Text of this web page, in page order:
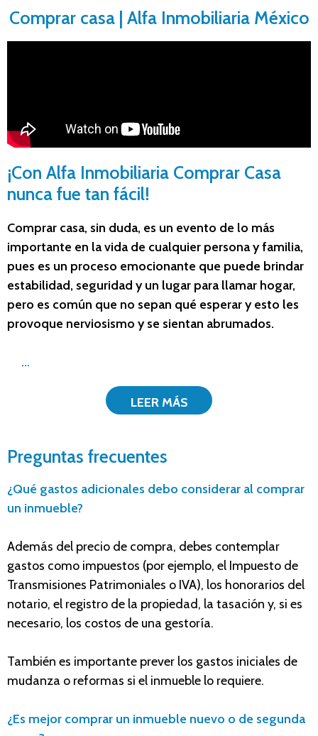
Comprar casa | Alfa Inmobiliaria México
¡Con Alfa Inmobiliaria Comprar Casa
nunca fue tan fácil!
Comprar casa, sin duda, es un evento de lo más
importante en la vida de cualquier persona y familia,
pues es un proceso emocionante que puede brindar
estabilidad, seguridad y un lugar para llamar hogar,
pero es común que no sepan qué esperar y esto les
provoque nerviosismo y se sientan abrumados.
...
LEER MÁS
Preguntas frecuentes
¿Qué gastos adicionales debo considerar al comprar
un inmueble?
Además del precio de compra, debes contemplar
gastos como impuestos (por ejemplo, el Impuesto de
Transmisiones Patrimoniales o IVA), los honorarios del
notario, el registro de la propiedad, la tasación y, si es
necesario, los costos de una gestoría.
También es importante prever los gastos iniciales de
mudanza o reformas si el inmueble lo requiere.
¿Es mejor comprar un inmueble nuevo o de segunda